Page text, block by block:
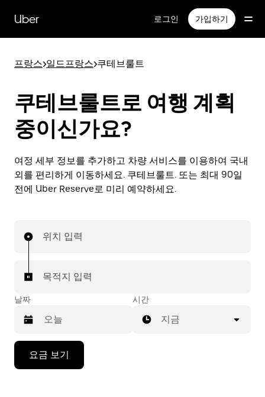
Uber 로그인 가입하기
프랑스>일드프랑스>쿠테브룰트
쿠테브룰트로 여행 계획
중이신가요?
여정 세부 정보를 추가하고 차량 서비스를 이용하여 국내
외를 편리하게 이동하세요. 쿠테브룰트. 또는 최대 90일
전에 Uber Reserve로 미리 예약하세요.
위치 입력
목적지 입력
날짜 시간
지금
요금 보기